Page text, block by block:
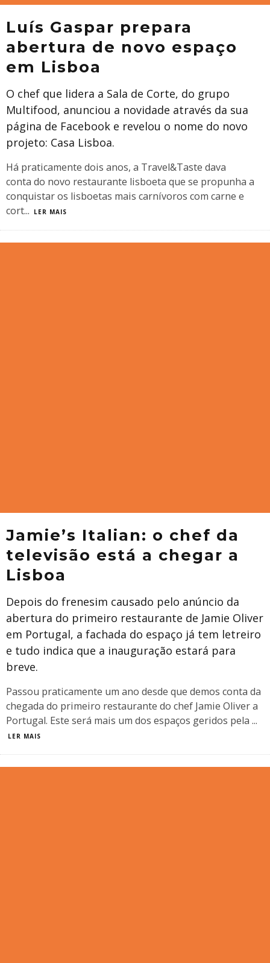
Luís Gaspar prepara
abertura de novo espaço
em Lisboa
O chef que lidera a Sala de Corte, do grupo
Multifood, anunciou a novidade através da sua
página de Facebook e revelou o nome do novo
projeto: Casa Lisboa.
Há praticamente dois anos, a Travel&Taste dava
conta do novo restaurante lisboeta que se propunha a
conquistar os lisboetas mais carnívoros com carne e
cort... LER MAIS
Jamie’s Italian: o chef da
televisão está a chegar a
Lisboa
Depois do frenesim causado pelo anúncio da
abertura do primeiro restaurante de Jamie Oliver
em Portugal, a fachada do espaço já tem letreiro
e tudo indica que a inauguração estará para
breve.
Passou praticamente um ano desde que demos conta da
chegada do primeiro restaurante do chef Jamie Oliver a
Portugal. Este será mais um dos espaços geridos pela ...
LER MAIS